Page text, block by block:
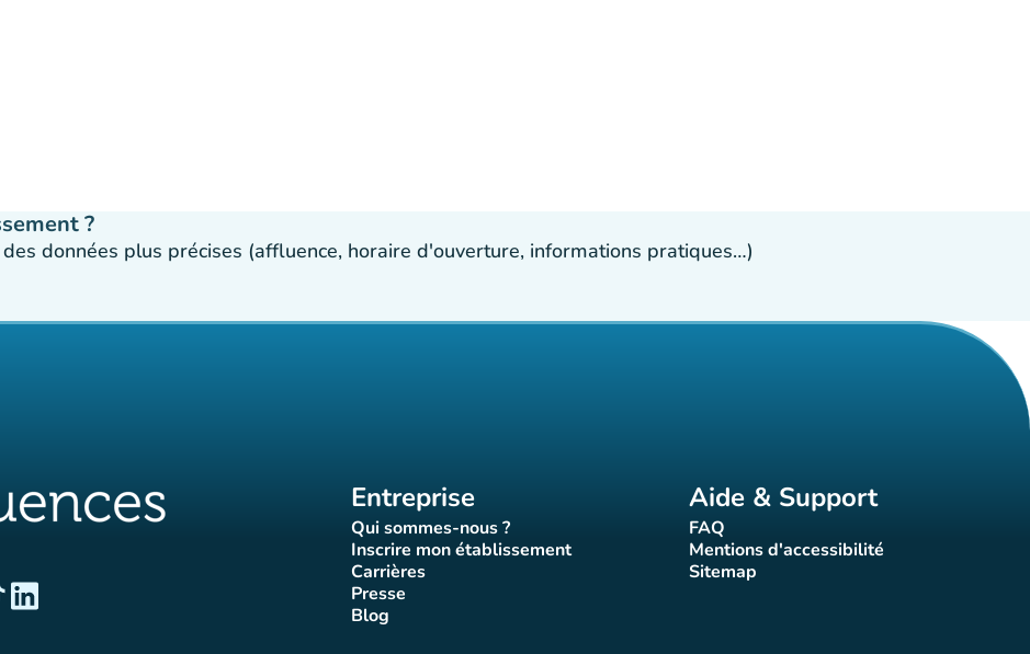
?
données plus précises (affluence, horaire d'ouverture, informations pratiques…)
onglet)onglet)
(nouvel onglet)
Entreprise
Qui sommes-nous ?
(nouvel onglet)
Inscrire mon établissement
(nouvel onglet)
Carrières(nouvel onglet)
Presse(nouvel onglet)
Blog(nouvel onglet)
Aide & Support
FAQ(nouvel onglet)
Mentions d'accessibilité
(nouvel onglet)
Sitemap(nouvel onglet)